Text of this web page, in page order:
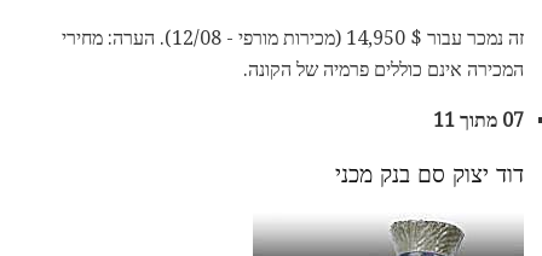
זה נמכר עבור $ 14,950 (מכירות מורפי - 12/08). הערה: מחירי
המכירה אינם כוללים פרמיה של הקונה.
07 מתוך 11
דוד יצוק סם בנק מכני